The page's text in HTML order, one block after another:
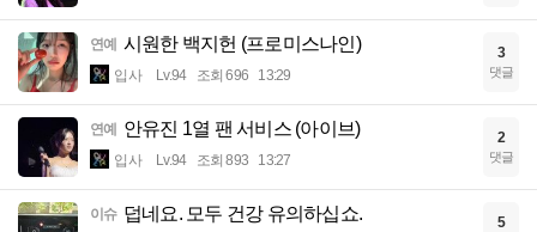
연예 시원한 백지헌 (프로미스나인)
입사 Lv.94 조회 696 13:29
3
댓글
연예 안유진 1열 팬 서비스 (아이브)
입사 Lv.94 조회 893 13:27
2
댓글
이슈 덥네요. 모두 건강 유의하십쇼. 5